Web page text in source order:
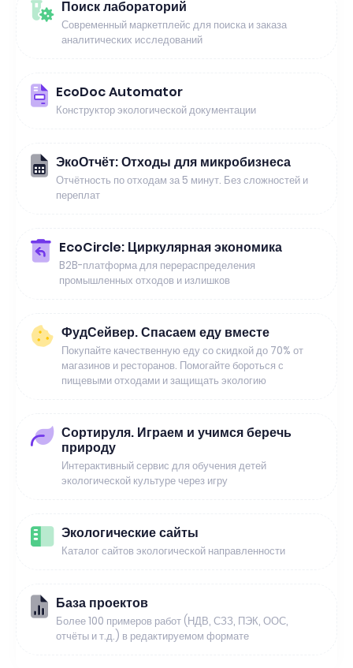
Поиск лабораторий
Современный маркетплейс для поиска и заказа
аналитических исследований
EcoDoc Automator
Конструктор экологической документации
ЭкоОтчёт: Отходы для микробизнеса
Отчётность по отходам за 5 минут. Без сложностей и
переплат
EcoCircle: Циркулярная экономика
B2B-платформа для перераспределения
промышленных отходов и излишков
ФудСейвер. Спасаем еду вместе
Покупайте качественную еду со скидкой до 70% от
магазинов и ресторанов. Помогайте бороться с
пищевыми отходами и защищать экологию
Сортируля. Играем и учимся беречь
природу
Интерактивный сервис для обучения детей
экологической культуре через игру
Экологические сайты
Каталог сайтов экологической направленности
База проектов
Более 100 примеров работ (НДВ, СЗЗ, ПЭК, ООС,
отчёты и т.д.) в редактируемом формате